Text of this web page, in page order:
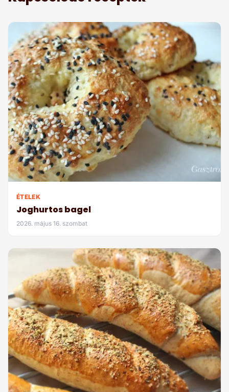
ÉTELEK
Joghurtos bagel
2026. május 16. szombat